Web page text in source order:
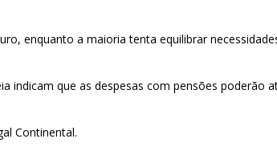
enquanto a maioria tenta equilibrar
que as despesas com pensões poderão
Continental.